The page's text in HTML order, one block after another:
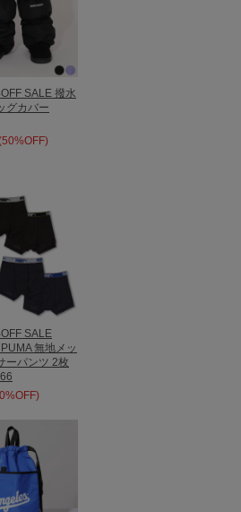
SALE 撥水
グカバー
SALE
無地メッ
ーパンツ 2枚